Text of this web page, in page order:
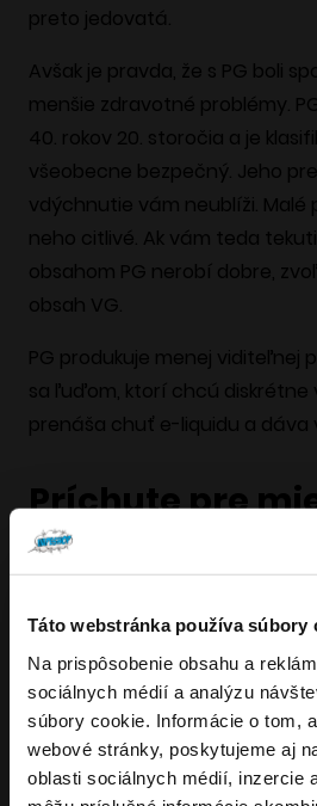
Táto webstránka používa súbory
Na prispôsobenie obsahu a
sociálnych médií a analýzu
súbory cookie. Informácie o tom,
webové stránky, poskytujeme aj
oblasti sociálnych médií, inzercie
preto jedovatá.
Avšak je pravda, že s PG boli
menšie zdravotné problémy.
40. rokov 20. storočia a je
všeobecne bezpečný. Jeho
vdýchnutie vám neublíži.
neho citlivé. Ak vám teda
obsahom PG nerobí dobre,
obsah VG.
PG produkuje menej viditeľnej
sa ľuďom, ktorí chcú diskrétne
prenáša chuť e-liquidu a dáva
Príchute pre
liquidov
lahodných príchutí. Liquid sám
nemá, takže je ochutený
prísadami.
Ak existujú nejaké zdravotné
potom je to väčšinou
Musíte mať aspoň18